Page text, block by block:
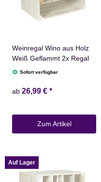
Weinregal Wino aus Holz
Weiß Geflammt 2x Regal
Sofort verfügbar
ab 26,99 € *
Zum Artikel
Auf Lager